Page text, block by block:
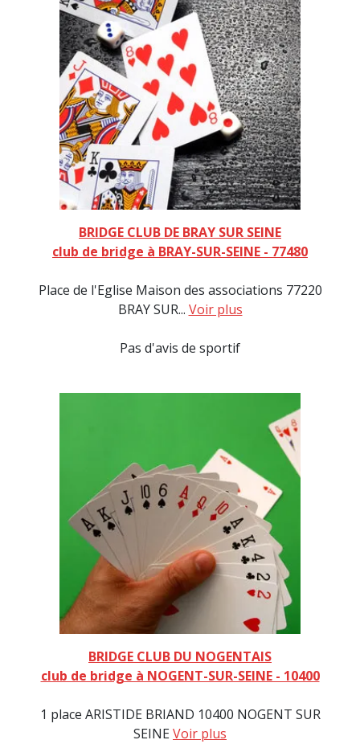
BRIDGE CLUB DE BRAY SUR SEINE
club de bridge à BRAY-SUR-SEINE - 77480
Place de l'Eglise Maison des associations 77220
BRAY SUR... Voir plus
Pas d'avis de sportif
BRIDGE CLUB DU NOGENTAIS
club de bridge à NOGENT-SUR-SEINE - 10400
1 place ARISTIDE BRIAND 10400 NOGENT SUR
SEINEVoir plus